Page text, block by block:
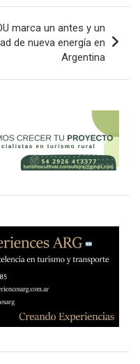
marca un antes y un
de nueva energía en
Argentina